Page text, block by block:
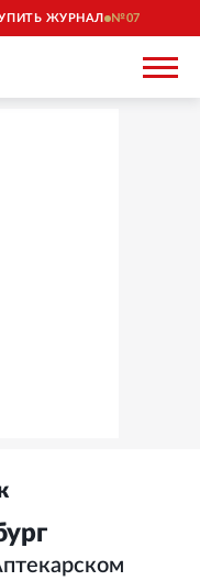
ЖУРНАЛ 07